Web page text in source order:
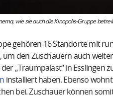
wie sie auch die Kinopolis-Gruppe
gehören 16 Standorte mit
um den Zuschauern auch
„Traumpalast“ in Esslingen
installiert haben. Ebenso
bei. Zuschauer können